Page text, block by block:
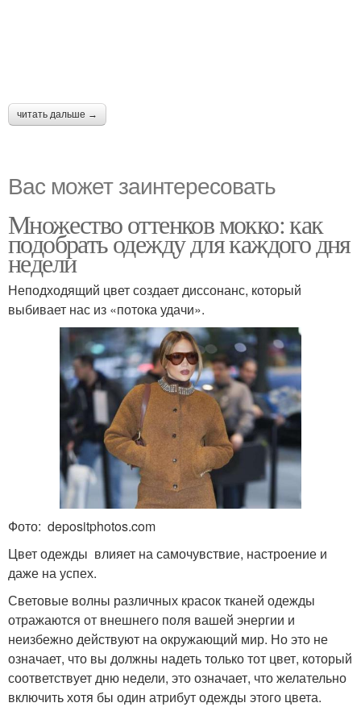
читать дальше →
Вас может заинтересовать
Множество оттенков мокко: как
подобрать одежду для каждого дня
недели
Неподходящий цвет создает диссонанс, который
выбивает нас из «потока удачи».
Фото: depositphotos.com
Цвет одежды влияет на самочувствие, настроение и
даже на успех.
Световые волны различных красок тканей одежды
отражаются от внешнего поля вашей энергии и
неизбежно действуют на окружающий мир. Но это не
означает, что вы должны надеть только тот цвет, который
соответствует дню недели, это означает, что желательно
включить хотя бы один атрибут одежды этого цвета.